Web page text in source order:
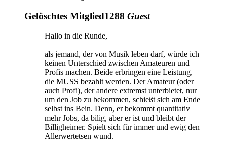
Gelöschtes Mitglied1288 Guest
Hallo in die Runde,
als jemand, der von Musik leben darf, würde ich
keinen Unterschied zwischen Amateuren und
Profis machen. Beide erbringen eine Leistung,
die MUSS bezahlt werden. Der Amateur (oder
auch Profi), der andere extremst unterbietet, nur
um den Job zu bekommen, schießt sich am Ende
selbst ins Bein. Denn, er bekommt quantitativ
mehr Jobs, da bilig, aber er ist und bleibt der
Billigheimer. Spielt sich für immer und ewig den
Allerwertetsen wund.